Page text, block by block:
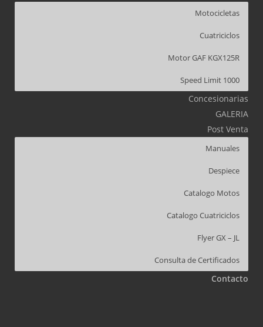
Motocicletas
Cuatriciclos
Motor GAF KGX125R
Speed Limit 1000
Concesionarias
GALERIA
Post Venta
Manuales
Despiece
Catalogo Motos
Catalogo Cuatriciclos
Flyer GX – JL
Consulta de Certificados
Contacto